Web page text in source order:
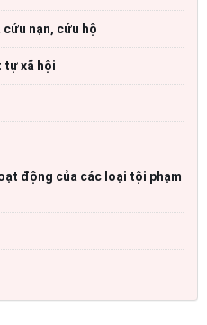
cứu nạn, cứu hộ
tự xã hội
động của các loại tội phạm